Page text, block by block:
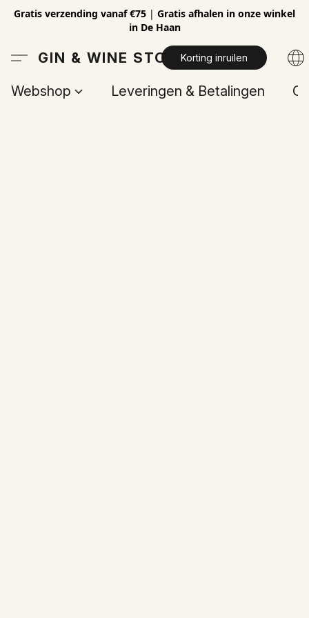
Gratis verzending vanaf €75 | Gratis afhalen in onze winkel
in De Haan
GIN & WINE STOREKorting inruilen
Webshop Leveringen & Betalingen